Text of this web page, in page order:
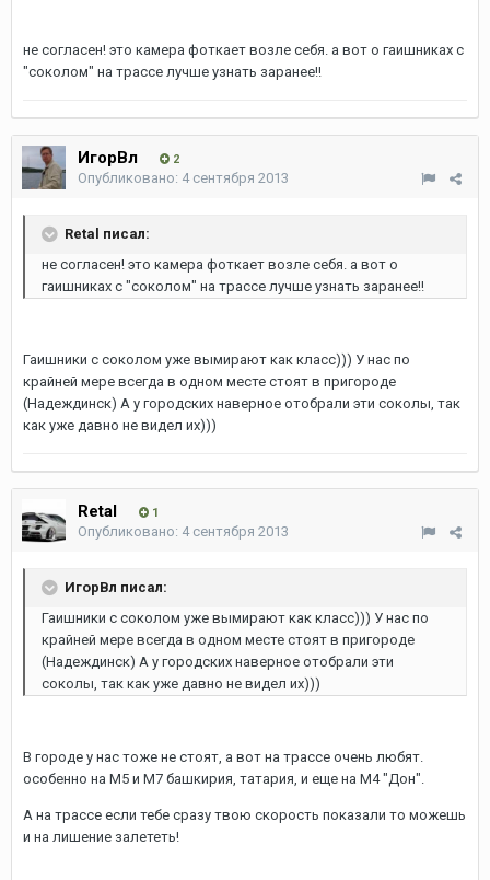
не согласен! это камера фоткает возле себя. а вот о гаишниках с
"соколом" на трассе лучше узнать заранее!!
ИгорВл 2
Опубликовано: 4 сентября 2013
Retal писал:
не согласен! это камера фоткает возле себя. а вот о
гаишниках с "соколом" на трассе лучше узнать заранее!!
Гаишники с соколом уже вымирают как класс))) У нас по
крайней мере всегда в одном месте стоят в пригороде
(Надеждинск) А у городских наверное отобрали эти соколы, так
как уже давно не видел их)))
Retal 1
Опубликовано: 4 сентября 2013
ИгорВл писал:
Гаишники с соколом уже вымирают как класс))) У нас по
крайней мере всегда в одном месте стоят в пригороде
(Надеждинск) А у городских наверное отобрали эти
соколы, так как уже давно не видел их)))
В городе у нас тоже не стоят, а вот на трассе очень любят.
особенно на М5 и М7 башкирия, татария, и еще на М4 "Дон".
А на трассе если тебе сразу твою скорость показали то можешь
и на лишение залететь!